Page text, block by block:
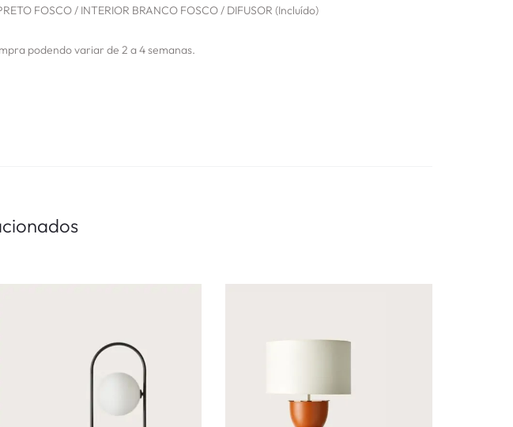
FOSCO / INTERIOR BRANCO FOSCO / DIFUSOR (Incluído)
podendo variar de 2 a 4 semanas.